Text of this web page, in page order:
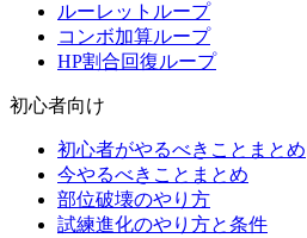
ルーレットループ
コンボ加算ループ
HP割合回復ループ
初心者向け
初心者がやるべきことまとめ
今やるべきことまとめ
部位破壊のやり方
試練進化のやり方と条件